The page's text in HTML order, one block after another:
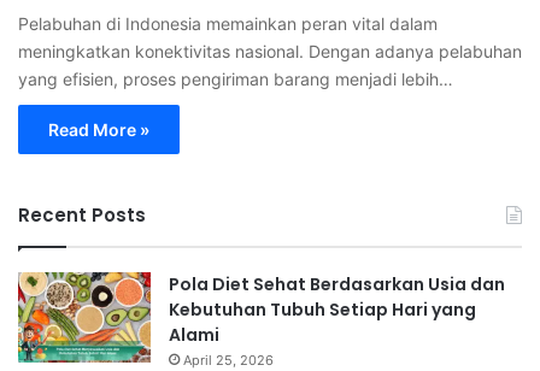
Pelabuhan di Indonesia memainkan peran vital dalam
meningkatkan konektivitas nasional. Dengan adanya pelabuhan
yang efisien, proses pengiriman barang menjadi lebih…
Read More »
Recent Posts
Pola Diet Sehat Berdasarkan Usia dan
Kebutuhan Tubuh Setiap Hari yang
Alami
April 25, 2026